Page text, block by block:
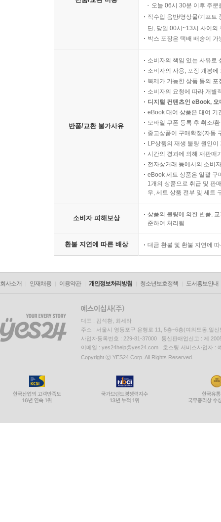
오늘 06시 30분 이후 주
직수입 음반/영상물/기프트
단, 당일 00시~13시 사이의
박스 포장은 택배 배송이
반품/교환 불가사유
소비자의 책임 있는 사유로
소비자의 사용, 포장 개봉
복제가 가능한 상품 등의
소비자의 요청에 따라 개별
디지털 컨텐츠인 eBook,
eBook 대여 상품은 대여 기
모바일 쿠폰 등록 후 취소/
중고상품이 구매확정(자동
LP상품의 재생 불량 원인
시간의 경과에 의해 재판매
전자상거래 등에서의 소비
eBook 세트 상품은 일괄 구
1개의 상품으로 취급 및 판
우, 세트 상품 전부 및 세트
소비자 피해보상
상품의 불량에 의한 반품,
준하여 처리됨
환불 지연에 따른 배상 대금 환불 및 환불 지연에
회사소개 인재채용 이용약관 개인정보처리방침 청소년보호정책 도서홍보안내
대표 : 김석환, 최세라
주소 : 서울시 영등포구 은행로 11, 5층~6층(여의도동,일신
사업자등록번호 : 229-81-37000 통신판매업신고 : 제
이메일 : yes24help@yes24.com 호스팅 서비스사업자 :
Copyright ⓒ YES24 Corp. All Rights Reserved.